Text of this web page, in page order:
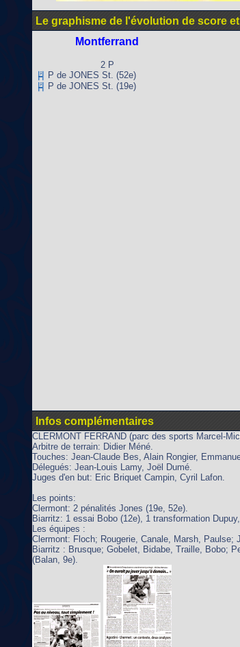
Le graphisme de l'évolution de score
Montferrand
2 P
P de JONES St. (52e)
P de JONES St. (19e)
Infos complémentaires
CLERMONT FERRAND (parc des sports Marcel-
Arbitre de terrain: Didier Méné.
Touches: Jean-Claude Bes, Alain Rongier,
Délegués: Jean-Louis Lamy, Joël Dumé.
Juges d'en but: Eric Briquet Campin, Cyril Lafon.
Les points:
Clermont: 2 pénalités Jones (19e, 52e).
Biarritz: 1 essai Bobo (12e), 1 transformation
Les équipes :
Clermont: Floch; Rougerie, Canale, Marsh, Paulse;
Biarritz : Brusque; Gobelet, Bidabe, Traille, Bobo;
(Balan, 9e).